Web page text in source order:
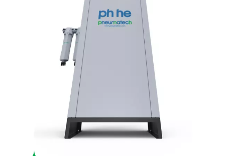
UNE DURÉE DE VIE ACCRUE
Durée de vie du dessicant
Avec une durée de vie de dessicant 40 % supérieure et un
simplifié, la gamme PH 90-690 HE réduit le besoin
La conception élimine la poussière de dessicant, pouvant
défaillances du sécheur, garantissant ainsi des